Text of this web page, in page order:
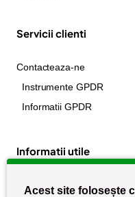
Servicii clienti
Contacteaza-ne
Instrumente GPDR
Informatii GPDR
Informatii utile
Despre noi
Acest site folosește